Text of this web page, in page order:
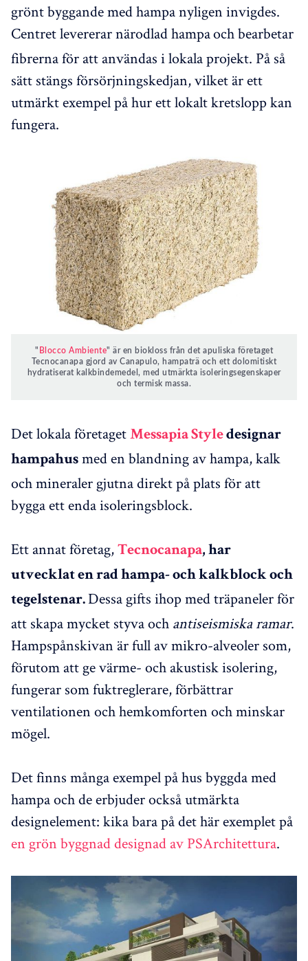
grönt byggande med hampa nyligen invigdes.
Centret levererar närodlad hampaoch bearbetar
fibrerna för att användas i lokala projekt. På så
sätt stängs försörjningskedjan, vilket är ett
utmärkt exempel på hur ett lokalt kretslopp kan
fungera.
" Blocco Ambiente" är en biokloss från det apuliska företaget
Tecnocanapa gjord av Canapulo, hampaträ och ett dolomitiskt
hydratiserat kalkbindemedel, med utmärkta isoleringsegenskaper
och termisk massa.
Det lokala företaget Messapia Styledesignar
hampahus med en blandning av hampa, kalk
och mineraler gjutna direkt på plats för att
bygga ett enda isoleringsblock.
Ett annat företag, Tecnocanapa, har
utvecklat en rad hampa- och kalkblock och
tegelstenar.Dessa gifts ihop med träpaneler för
att skapa mycket styva och antiseismiska ramar.
Hampspånskivan är full av mikro-alveoler som,
förutom att ge värme- och akustisk isolering,
fungerar som fuktreglerare, förbättrar
ventilationen och hemkomforten och minskar
mögel.
Det finns många exempel på hus byggda med
hampa och de erbjuder också utmärkta
designelement: kika bara på det här exemplet på
en grön byggnad designad av PSArchitettura.